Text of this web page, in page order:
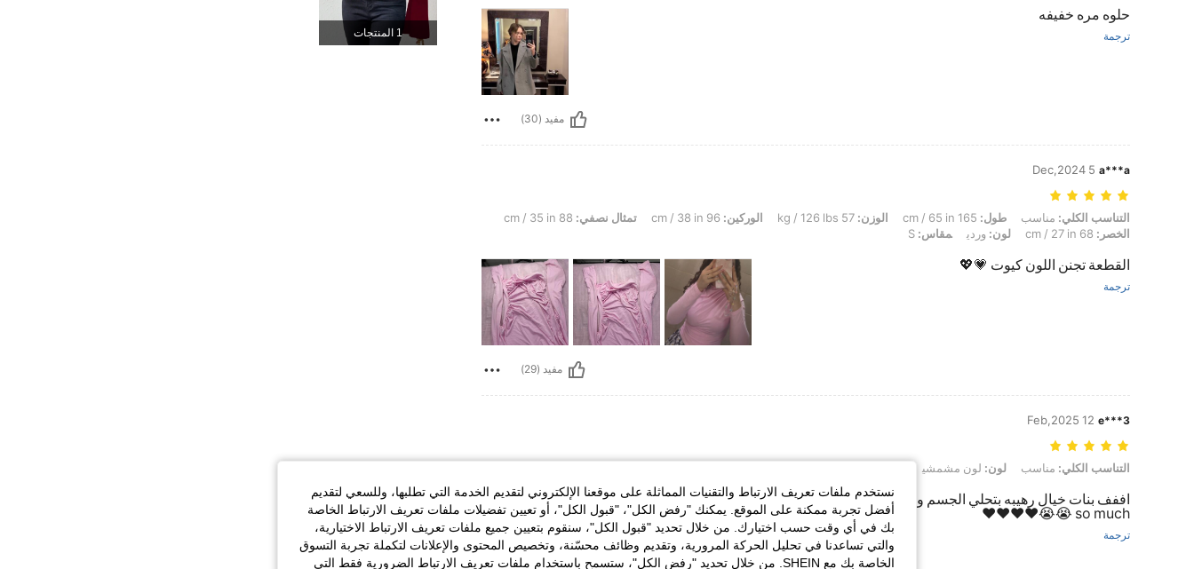
حلوه مره خفيفه
ترجمة
مفيد (30)
a***a
5 Dec,2024
التناسب الكلي: مناسب, طول: 165 cm / 65 in, الوزن: 57 kg / 126 lbs, الوركين: 96 cm / 38 in, تمثال نصفي: 88 cm / 35 in, الخصر: 68 cm / 27 in, لون: وردي, مقاس: S
التناسب الكلي: مناسب طول: الوزن: الوركين: تمثال نصفي:
الخصر:
لون: وردي مقاس:
القطعة تجنن اللون كيوت 💗💖
ترجمة
مفيد (29)
e***3
12 Feb,2025
التناسب الكلي: مناسب, لون: لون مشمشي, مقاس: S
التناسب الكلي: مناسب لون: لون مشمشي
اففف بنات خيال رهيبه بتحلي الجسم وملمسها قطنه قطنه بنات عجيبه ما تترددو I really likeeee it
so much 😭😭❤️❤️❤️❤️
ترجمة
4.89
1 المنتجات
نستخدم ملفات تعريف الارتباط والتقنيات المماثلة على موقعنا الإلكتروني لتقديم الخدمة التي تطلبها، وللسعي لتقديم
أفضل تجربة ممكنة على الموقع. يمكنك "رفض الكل"، "قبول الكل"، أو تعيين تفضيلات ملفات تعريف الارتباط الخاصة
بك في أي وقت حسب اختيارك. من خلال تحديد "قبول الكل"، سنقوم بتعيين جميع ملفات تعريف الارتباط الاختيارية،
والتي تساعدنا في تحليل الحركة المرورية، وتقديم وظائف محسّنة، وتخصيص المحتوى والإعلانات لتكملة تجربة التسوق
الخاصة بك مع SHEIN. من خلال تحديد "رفض الكل"، ستسمح باستخدام ملفات تعريف الارتباط الضرورية فقط التي